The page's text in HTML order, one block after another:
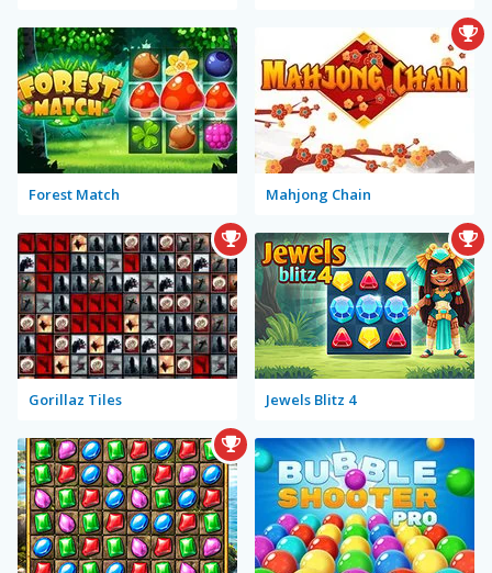
Forest Match Mahjong Chain
Gorillaz Tiles Jewels Blitz 4